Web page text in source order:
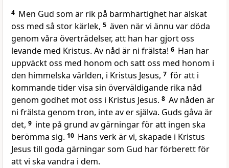
4 Men Gud som är rik på barmhärtighet har älskat
oss med så stor kärlek, 5 även när vi ännu var döda
genom våra överträdelser, att han har gjort oss
levande med Kristus. Av nåd är ni frälsta! 6 Han har
uppväckt oss med honom och satt oss med honom i
den himmelska världen, i Kristus Jesus, 7 för att i
kommande tider visa sin överväldigande rika nåd
genom godhet mot oss i Kristus Jesus. 8 Av nåden är
ni frälsta genom tron, inte av er själva. Guds gåva är
det, 9 inte på grund av gärningar för att ingen ska
berömma sig. 10 Hans verk är vi, skapade i Kristus
Jesus till goda gärningar som Gud har förberett för
att vi ska vandra i dem.